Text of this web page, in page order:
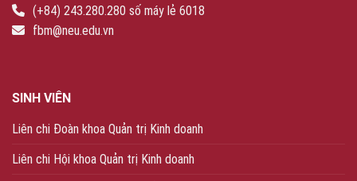
(+84) 243.280.280 số máy lẻ 6018
fbm@neu.edu.vn
SINH VIÊN
Liên chi Đoàn khoa Quản trị Kinh doanh
Liên chi Hội khoa Quản trị Kinh doanh